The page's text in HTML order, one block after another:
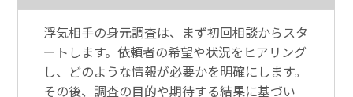
浮気相手の身元調査は、まず初回相談からスタ
ートします。依頼者の希望や状況をヒアリング
し、どのような情報が必要かを明確にします。
その後、調査の目的や期待する結果に基づい